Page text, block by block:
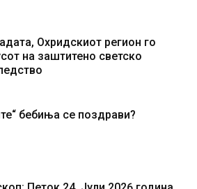
Охридскиот регион го
на заштитено светско
бебиња се поздрави?